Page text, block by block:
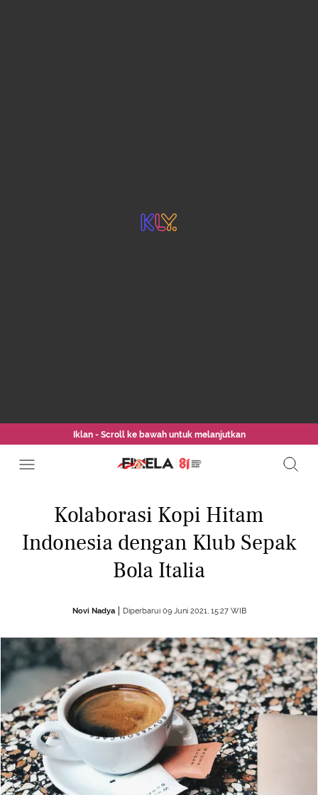
Iklan - Scroll ke bawah untuk melanjutkan
Kolaborasi Kopi Hitam
Indonesia dengan Klub Sepak
Bola Italia
Novi Nadya Diperbarui 09 Juni 2021, 15:27 WIB